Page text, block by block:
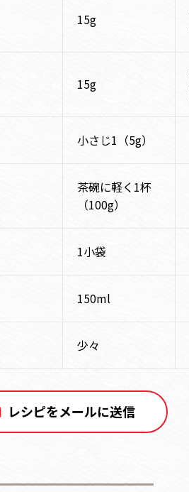
15g
15g
小さじ1（5g）
茶碗に軽く1杯
（100g）
1小袋
150ml
少々
レシピをメールに送信